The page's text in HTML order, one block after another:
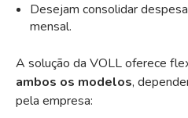
Desejam consolidar
mensal.
A solução da VOLL oferece
ambos os modelos,
pela empresa: